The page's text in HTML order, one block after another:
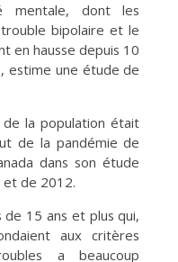
mentale, dont les
bipolaire et le
en hausse depuis 10
estime une étude de
la population était
de la pandémie de
dans son étude
de 2012.
15 ans et plus qui,
aux critères
a beaucoup